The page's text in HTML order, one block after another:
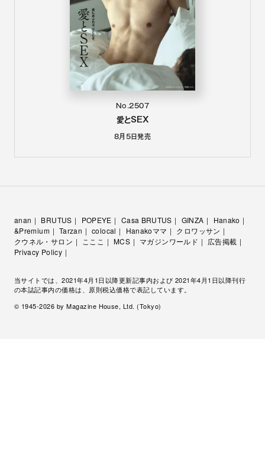
No.2507
愛とSEX
8月5日発売
anan BRUTUS POPEYE Casa BRUTUS GINZA
Hanako
&Premium
Tarzan colocal Hanakoママ
クロワッサン
クウネル・サロン
こここ MCS マガジンワールド
広告掲載
Privacy Policy
当サイトでは、2021年4月1日以降更新記事内および 2021年4月1日以降刊行
の本誌記事内の価格は、原則税込価格で表記しています。
© 1945-2026 by Magazine House, Ltd. (Tokyo)